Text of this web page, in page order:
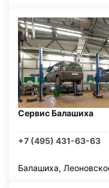
Сервис Балашиха
+7 (495) 431-63-63
Балашиха,